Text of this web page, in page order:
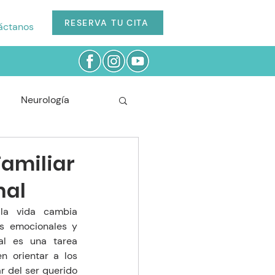
RESERVA TU CITA
Neurología
Odontología
vida cambia
emocionales y
es una tarea
orientar a los
del ser querido